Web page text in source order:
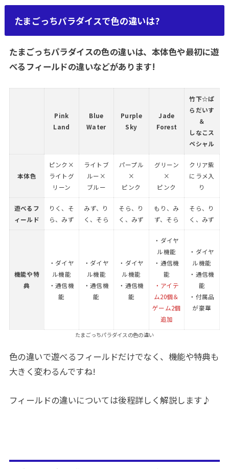
たまごっちパラダイスで色の違いは?
たまごっちパラダイスの色の違いは、本体色や最初に遊
べるフィールドの違いなどがあります!
Pink
Land
Blue
Water
Purple
Sky
Jade
Forest
竹下☆ぱ
らだいす
＆
しなこス
ペシャル
本体色
ピンク×
ライトグ
リーン
ライトブ
ルー×
ブルー
パープル
×
ピンク
グリーン
×
ピンク
クリア紫
にラメ入
り
遊べるフ
ィールド
りく、そ
ら、みず
みず、り
く、そら
そら、り
く、みず
もり、み
ず、そら
そら、り
く、みず
機能や特
典
・ダイヤ
ル機能
・通信機
能
・ダイヤ
ル機能
・通信機
能
・ダイヤ
ル機能
・通信機
能
・ダイヤ
ル機能
・通信機
能
・アイテ
ム20個＆
ゲーム2個
追加
・ダイヤ
ル機能
・通信機
能
・付属品
が豪華
たまごっちパラダイスの色の違い
色の違いで遊べるフィールドだけでなく、機能や特典も
大きく変わるんですね!
フィールドの違いについては後程詳しく解説します♪